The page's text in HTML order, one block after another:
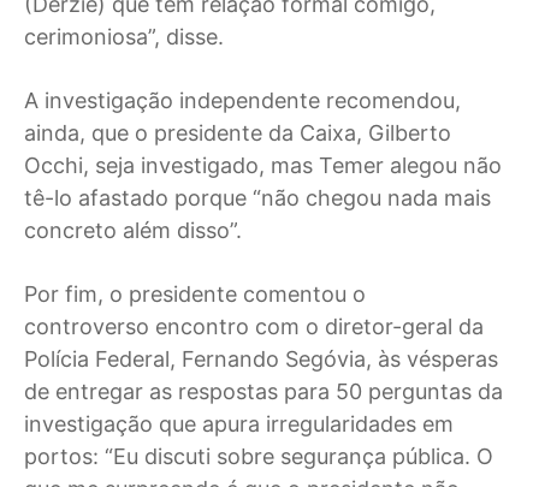
cerimoniosa”, disse.
A investigação independente recomendou,
ainda, que o presidente da Caixa, Gilberto
Occhi, seja investigado, mas Temer alegou não
tê-lo afastado porque “não chegou nada mais
concreto além disso”.
Por fim, o presidente comentou o
controverso encontro com o diretor-geral da
Polícia Federal, Fernando Segóvia, às vésperas
de entregar as respostas para 50 perguntas da
investigação que apura irregularidades em
portos: “Eu discuti sobre segurança pública. O